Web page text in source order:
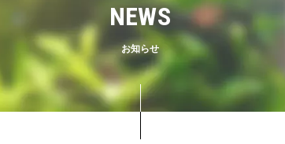
NEWS
お知らせ